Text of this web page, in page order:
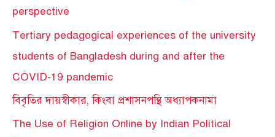
perspective
Tertiary pedagogical experiences of the university
students of Bangladesh during and after the
COVID-19 pandemic
বিবৃতির দায়স্বীকার, কিংবা প্রশাসনপন্থি অধ্যাপকনামা
The Use of Religion Online by Indian Political